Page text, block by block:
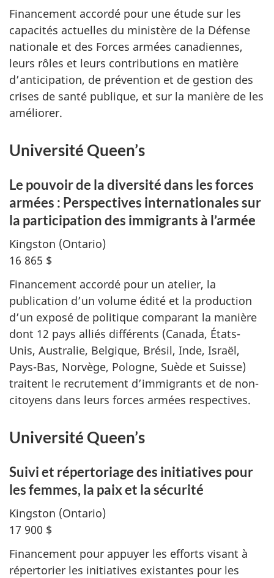
Financement accordé pour une étude sur les
capacités actuelles du ministère de la Défense
nationale et des Forces armées canadiennes,
leurs rôles et leurs contributions en matière
d’anticipation, de prévention et de gestion des
crises de santé publique, et sur la manière de les
améliorer.
Université Queen’s
Le pouvoir de la diversité dans les forces
armées : Perspectives internationales sur
la participation des immigrants à l’armée
Kingston (Ontario)
16 865 $
Financement accordé pour un atelier, la
publication d’un volume édité et la production
d’un exposé de politique comparant la manière
dont 12 pays alliés différents (Canada, États-
Unis, Australie, Belgique, Brésil, Inde, Israël,
Pays-Bas, Norvège, Pologne, Suède et Suisse)
traitent le recrutement d’immigrants et de non-
citoyens dans leurs forces armées respectives.
Université Queen’s
Suivi et répertoriage des initiatives pour
les femmes, la paix et la sécurité
Kingston (Ontario)
17 900 $
Financement pour appuyer les efforts visant à
répertorier les initiatives existantes pour les